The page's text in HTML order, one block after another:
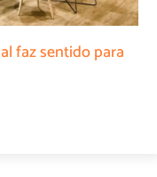
faz sentido para